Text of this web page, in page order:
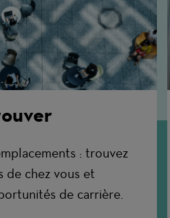
: trouvez
de chez vous et
de carrière.